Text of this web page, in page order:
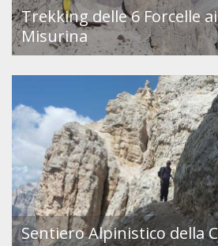
Trekking delle 6 Forcelle
Misurina
Sentiero Alpinistico della